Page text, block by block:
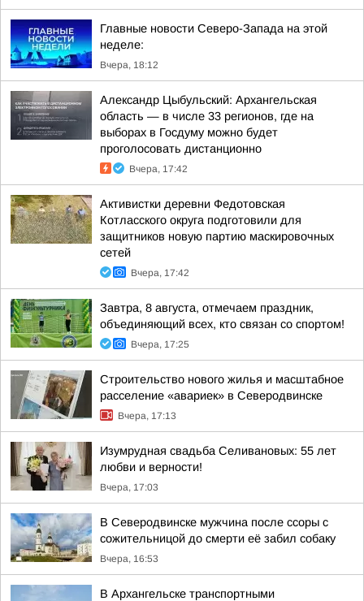
Главные новости Северо-Запада на этой
неделе:
Вчера, 18:12
Александр Цыбульский: Архангельская
область — в числе 33 регионов, где на
выборах в Госдуму можно будет
проголосовать дистанционно
Вчера, 17:42
Активистки деревни Федотовская
Котласского округа подготовили для
защитников новую партию маскировочных
сетей
Вчера, 17:42
Завтра, 8 августа, отмечаем праздник,
объединяющий всех, кто связан со спортом!
Вчера, 17:25
Строительство нового жилья и масштабное
расселение «авариек» в Северодвинске
Вчера, 17:13
Изумрудная свадьба Селивановых: 55 лет
любви и верности!
Вчера, 17:03
В Северодвинске мужчина после ссоры с
сожительницой до смерти её забил собаку
Вчера, 16:53
В Архангельске транспортными